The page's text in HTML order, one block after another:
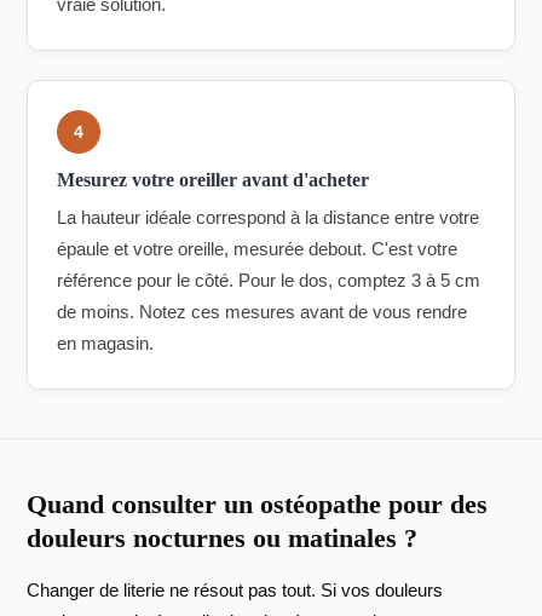
vraie solution.
4
Mesurez votre oreiller avant d'acheter
La hauteur idéale correspond à la distance entre votre
épaule et votre oreille, mesurée debout. C'est votre
référence pour le côté. Pour le dos, comptez 3 à 5 cm
de moins. Notez ces mesures avant de vous rendre
en magasin.
Quand consulter un ostéopathe pour des
douleurs nocturnes ou matinales ?
Changer de literie ne résout pas tout. Si vos douleurs